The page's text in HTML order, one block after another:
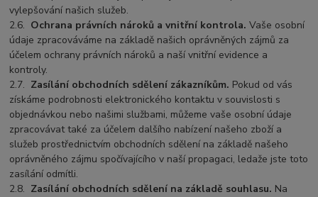
vylepšování našich služeb.
2.6. Ochrana právních nároků a vnitřní kontrola. Vaše osobní
údaje zpracováváme na základě našich oprávněných zájmů za
účelem ochrany právních nároků a naší vnitřní evidence a
kontroly.
2.7. Zasílání obchodních sdělení zákazníkům. Pokud od vás
získáme podrobnosti elektronického kontaktu v souvislosti s
objednávkou nebo našimi službami, můžeme vaše osobní údaje
zpracovávat také za účelem dalšího nabízení našeho zboží a
služeb prostřednictvím obchodních sdělení na základě našeho
oprávněného zájmu spočívajícího v naší propagaci, ledaže jste toto
zasílání odmítli.
2.8. Zasílání obchodních sdělení na základě souhlasu. Na